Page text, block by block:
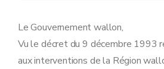
Le Gouvernement wallon,
Vu le décret du 9 décembre 1993
aux interventions de la Région